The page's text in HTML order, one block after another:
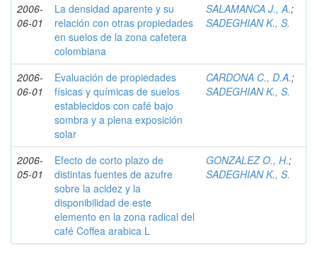
2006-
06-01
La densidad aparente y su
relación con otras propiedades
en suelos de la zona cafetera
colombiana
SALAMANCA J., A.;
SADEGHIAN K., S.
2006-
06-01
Evaluación de propiedades
físicas y químicas de suelos
establecidos con café bajo
sombra y a plena exposición
solar
CARDONA C., D.A.;
SADEGHIAN K., S.
2006-
05-01
Efecto de corto plazo de
distintas fuentes de azufre
sobre la acidez y la
disponibilidad de este
elemento en la zona radical del
café Coffea arabica L
GONZALEZ O., H.;
SADEGHIAN K., S.